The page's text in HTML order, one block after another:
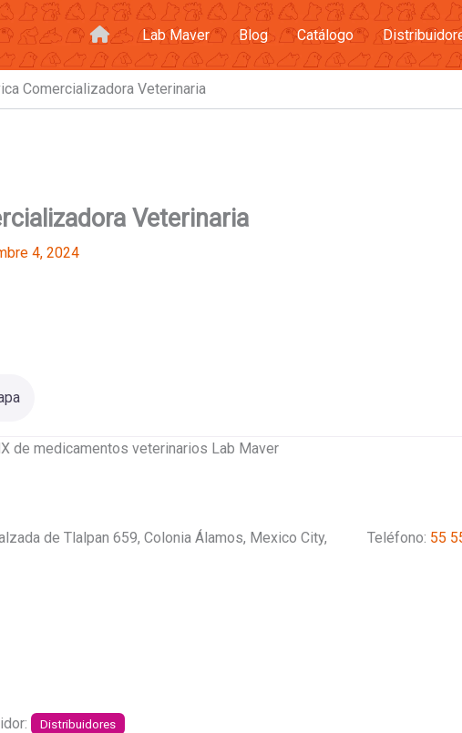
Lab Maver Blog Catálogo
Comercializadora Veterinaria
Veterinaria
4, 2024
de medicamentos veterinarios Lab Maver
de Tlalpan 659, Colonia Álamos, Mexico City,
Teléfono: 55
Distribuidores